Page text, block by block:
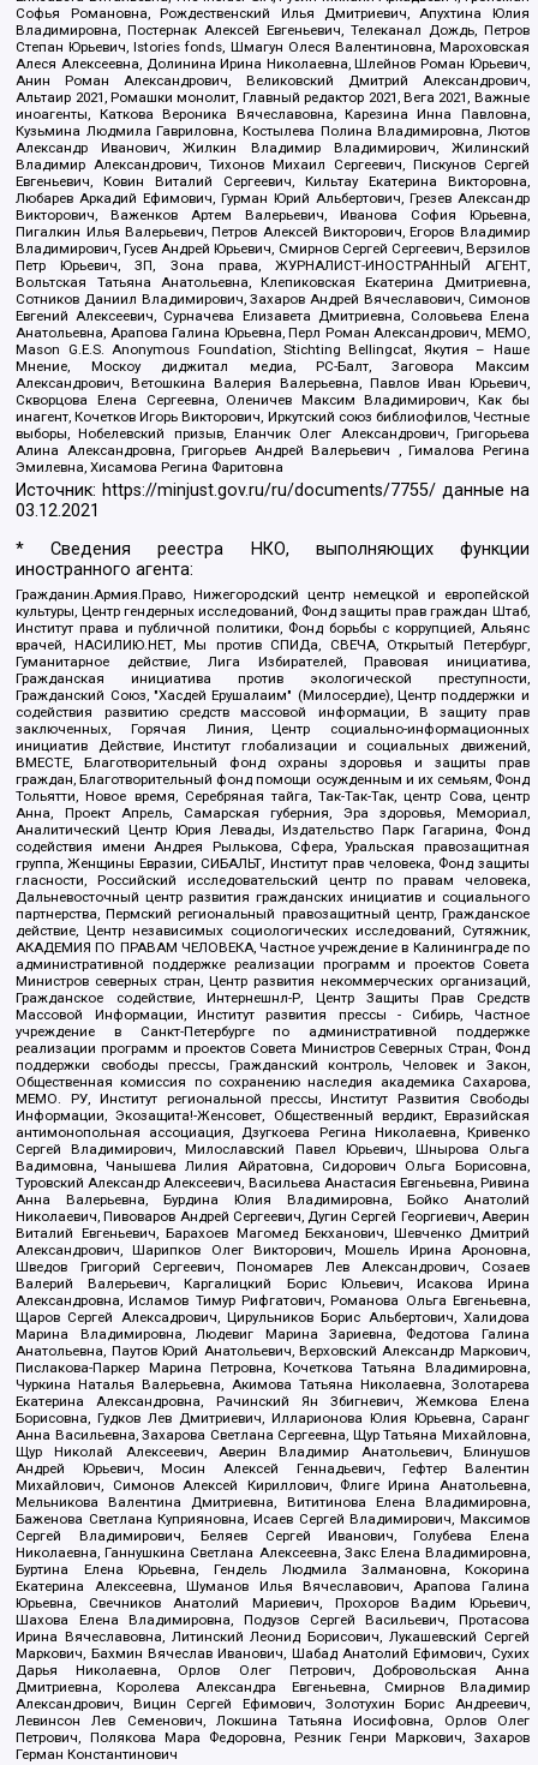
Софья Романовна, Рождественский Илья Дмитриевич, Апухтина Юлия
Владимировна, Постернак Алексей Евгеньевич, Телеканал Дождь, Петров
Степан Юрьевич, Istories fonds, Шмагун Олеся Валентиновна, Мароховская
Алеся Алексеевна, Долинина Ирина Николаевна, Шлейнов Роман Юрьевич,
Анин Роман Александрович, Великовский Дмитрий Александрович,
Альтаир 2021, Ромашки монолит, Главный редактор 2021, Вега 2021, Важные
иноагенты, Каткова Вероника Вячеславовна, Карезина Инна Павловна,
Кузьмина Людмила Гавриловна, Костылева Полина Владимировна, Лютов
Александр Иванович, Жилкин Владимир Владимирович, Жилинский
Владимир Александрович, Тихонов Михаил Сергеевич, Пискунов Сергей
Евгеньевич, Ковин Виталий Сергеевич, Кильтау Екатерина Викторовна,
Любарев Аркадий Ефимович, Гурман Юрий Альбертович, Грезев Александр
Викторович, Важенков Артем Валерьевич, Иванова София Юрьевна,
Пигалкин Илья Валерьевич, Петров Алексей Викторович, Егоров Владимир
Владимирович, Гусев Андрей Юрьевич, Смирнов Сергей Сергеевич, Верзилов
Петр Юрьевич, ЗП, Зона права, ЖУРНАЛИСТ-ИНОСТРАННЫЙ АГЕНТ,
Вольтская Татьяна Анатольевна, Клепиковская Екатерина Дмитриевна,
Сотников Даниил Владимирович, Захаров Андрей Вячеславович, Симонов
Евгений Алексеевич, Сурначева Елизавета Дмитриевна, Соловьева Елена
Анатольевна, Арапова Галина Юрьевна, Перл Роман Александрович, МЕМО,
Mason G.E.S. Anonymous Foundation, Stichting Bellingcat, Якутия – Наше
Мнение, Москоу диджитал медиа, РС-Балт, Заговора Максим
Александрович, Ветошкина Валерия Валерьевна, Павлов Иван Юрьевич,
Скворцова Елена Сергеевна, Оленичев Максим Владимирович, Как бы
инагент, Кочетков Игорь Викторович, Иркутский союз библиофилов, Честные
выборы, Нобелевский призыв, Еланчик Олег Александрович, Григорьева
Алина Александровна, Григорьев Андрей Валерьевич , Гималова Регина
Эмилевна, Хисамова Регина Фаритовна
Источник: https://minjust.gov.ru/ru/documents/7755/ данные на
03.12.2021
* Сведения реестра НКО, выполняющих функции
иностранного агента:
Гражданин.Армия.Право, Нижегородский центр немецкой и европейской
культуры, Центр гендерных исследований, Фонд защиты прав граждан Штаб,
Институт права и публичной политики, Фонд борьбы с коррупцией, Альянс
врачей, НАСИЛИЮ.НЕТ, Мы против СПИДа, СВЕЧА, Открытый Петербург,
Гуманитарное действие, Лига Избирателей, Правовая инициатива,
Гражданская инициатива против экологической преступности,
Гражданский Союз, "Хасдей Ерушалаим" (Милосердие), Центр поддержки и
содействия развитию средств массовой информации, В защиту прав
заключенных, Горячая Линия, Центр социально-информационных
инициатив Действие, Институт глобализации и социальных движений,
ВМЕСТЕ, Благотворительный фонд охраны здоровья и защиты прав
граждан, Благотворительный фонд помощи осужденным и их семьям, Фонд
Тольятти, Новое время, Серебряная тайга, Так-Так-Так, центр Сова, центр
Анна, Проект Апрель, Самарская губерния, Эра здоровья, Мемориал,
Аналитический Центр Юрия Левады, Издательство Парк Гагарина, Фонд
содействия имени Андрея Рылькова, Сфера, Уральская правозащитная
группа, Женщины Евразии, СИБАЛЬТ, Институт прав человека, Фонд защиты
гласности, Российский исследовательский центр по правам человека,
Дальневосточный центр развития гражданских инициатив и социального
партнерства, Пермский региональный правозащитный центр, Гражданское
действие, Центр независимых социологических исследований, Сутяжник,
АКАДЕМИЯ ПО ПРАВАМ ЧЕЛОВЕКА, Частное учреждение в Калининграде по
административной поддержке реализации программ и проектов Совета
Министров северных стран, Центр развития некоммерческих организаций,
Гражданское содействие, Интернешнл-Р, Центр Защиты Прав Средств
Массовой Информации, Институт развития прессы - Сибирь, Частное
учреждение в Санкт-Петербурге по административной поддержке
реализации программ и проектов Совета Министров Северных Стран, Фонд
поддержки свободы прессы, Гражданский контроль, Человек и Закон,
Общественная комиссия по сохранению наследия академика Сахарова,
МЕМО. РУ, Институт региональной прессы, Институт Развития Свободы
Информации, Экозащита!-Женсовет, Общественный вердикт, Евразийская
антимонопольная ассоциация, Дзугкоева Регина Николаевна, Кривенко
Сергей Владимирович, Милославский Павел Юрьевич, Шнырова Ольга
Вадимовна, Чанышева Лилия Айратовна, Сидорович Ольга Борисовна,
Туровский Александр Алексеевич, Васильева Анастасия Евгеньевна, Ривина
Анна Валерьевна, Бурдина Юлия Владимировна, Бойко Анатолий
Николаевич, Пивоваров Андрей Сергеевич, Дугин Сергей Георгиевич, Аверин
Виталий Евгеньевич, Барахоев Магомед Бекханович, Шевченко Дмитрий
Александрович, Шарипков Олег Викторович, Мошель Ирина Ароновна,
Шведов Григорий Сергеевич, Пономарев Лев Александрович, Созаев
Валерий Валерьевич, Каргалицкий Борис Юльевич, Исакова Ирина
Александровна, Исламов Тимур Рифгатович, Романова Ольга Евгеньевна,
Щаров Сергей Алексадрович, Цирульников Борис Альбертович, Халидова
Марина Владимировна, Людевиг Марина Зариевна, Федотова Галина
Анатольевна, Паутов Юрий Анатольевич, Верховский Александр Маркович,
Пислакова-Паркер Марина Петровна, Кочеткова Татьяна Владимировна,
Чуркина Наталья Валерьевна, Акимова Татьяна Николаевна, Золотарева
Екатерина Александровна, Рачинский Ян Збигневич, Жемкова Елена
Борисовна, Гудков Лев Дмитриевич, Илларионова Юлия Юрьевна, Саранг
Анна Васильевна, Захарова Светлана Сергеевна, Щур Татьяна Михайловна,
Щур Николай Алексеевич, Аверин Владимир Анатольевич, Блинушов
Андрей Юрьевич, Мосин Алексей Геннадьевич, Гефтер Валентин
Михайлович, Симонов Алексей Кириллович, Флиге Ирина Анатольевна,
Мельникова Валентина Дмитриевна, Вититинова Елена Владимировна,
Баженова Светлана Куприяновна, Исаев Сергей Владимирович, Максимов
Сергей Владимирович, Беляев Сергей Иванович, Голубева Елена
Николаевна, Ганнушкина Светлана Алексеевна, Закс Елена Владимировна,
Буртина Елена Юрьевна, Гендель Людмила Залмановна, Кокорина
Екатерина Алексеевна, Шуманов Илья Вячеславович, Арапова Галина
Юрьевна, Свечников Анатолий Мариевич, Прохоров Вадим Юрьевич,
Шахова Елена Владимировна, Подузов Сергей Васильевич, Протасова
Ирина Вячеславовна, Литинский Леонид Борисович, Лукашевский Сергей
Маркович, Бахмин Вячеслав Иванович, Шабад Анатолий Ефимович, Сухих
Дарья Николаевна, Орлов Олег Петрович, Добровольская Анна
Дмитриевна, Королева Александра Евгеньевна, Смирнов Владимир
Александрович, Вицин Сергей Ефимович, Золотухин Борис Андреевич,
Левинсон Лев Семенович, Локшина Татьяна Иосифовна, Орлов Олег
Петрович, Полякова Мара Федоровна, Резник Генри Маркович, Захаров
Герман Константинович